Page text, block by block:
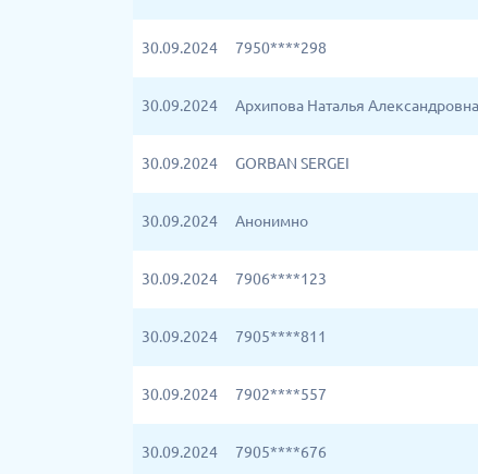
30.09.2024 7950****298
30.09.2024 Архипова Наталья Александровна
30.09.2024 GORBAN SERGEI
30.09.2024 Анонимно
30.09.2024 7906****123
30.09.2024 7905****811
30.09.2024 7902****557
30.09.2024 7905****676